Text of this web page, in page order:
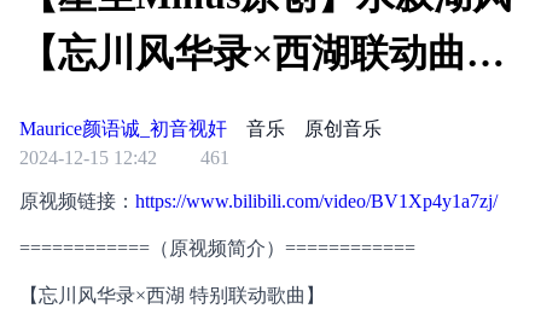
【忘川风华录×西湖联动曲】
转自：哔哩哔哩
Maurice颜语诚_初音视奸 音乐
原创音乐
2024-12-15 12:42
461
原视频链接： https://www.bilibili.com/video/BV1Xp4y1a7zj/
============（原视频简介）============
【忘川风华录×西湖 特别联动歌曲】